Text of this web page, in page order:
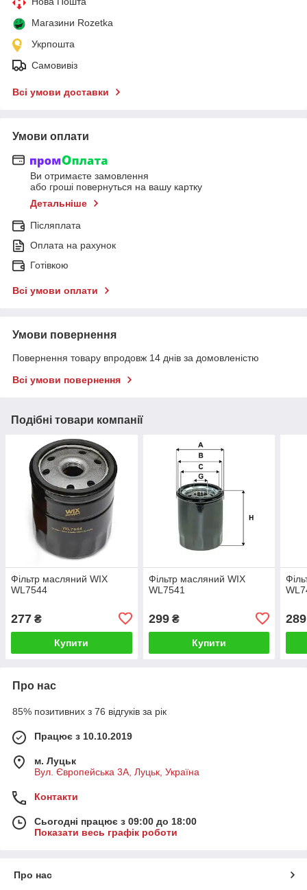
Магазини Rozetka
Укрпошта
Самовивіз
Всі умови доставки
Умови оплати
Ви отримаєте замовлення
або гроші повернуться на вашу картку
Детальніше
Післяплата
Оплата на рахунок
Готівкою
Всі умови оплати
Умови повернення
Повернення товару впродовж 14 днів за домовленістю
Всі умови повернення
Подібні товари компанії
Фільтр масляний WIX
WL7544
277 ₴
Купити
Фільтр масляний WIX
WL7541
299₴
Купити
289
Про нас
85% позитивних з 76 відгуків за рік
Працює з 10.10.2019
м. Луцьк
Вул. Європейська 3А, Луцьк, Україна
Контакти
Сьогодні працює з 09:00 до 18:00
Показати весь графік роботи
Про нас